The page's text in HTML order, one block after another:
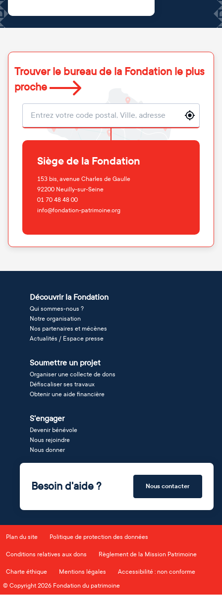
Trouver le bureau de la Fondation le plus
proche
Localisation
Siège de la Fondation
153 bis, avenue Charles de Gaulle
92200 Neuilly-sur-Seine
01 70 48 48 00
info@fondation-patrimoine.org
Découvrir la Fondation
Qui sommes-nous ?
Notre organisation
Nos partenaires et mécènes
Actualités / Espace presse
Soumettre un projet
Organiser une collecte de dons
Défiscaliser ses travaux
Obtenir une aide financière
S'engager
Devenir bénévole
Nous rejoindre
Nous donner
Besoin d'aide ? Nous contacter
Plan du site Politique de protection des données
Conditions relatives aux dons Règlement de la Mission Patrimoine
Charte éthique Mentions légales
Accessibilité : non conforme
© Copyright 2026 Fondation du patrimoine